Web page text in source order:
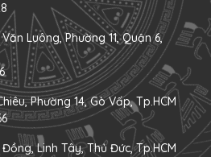
Luông, Phường 11, Quận 6,
Phường 14, Gò Vấp, Tp.HCM
Linh Tây, Thủ Đức, Tp.HCM